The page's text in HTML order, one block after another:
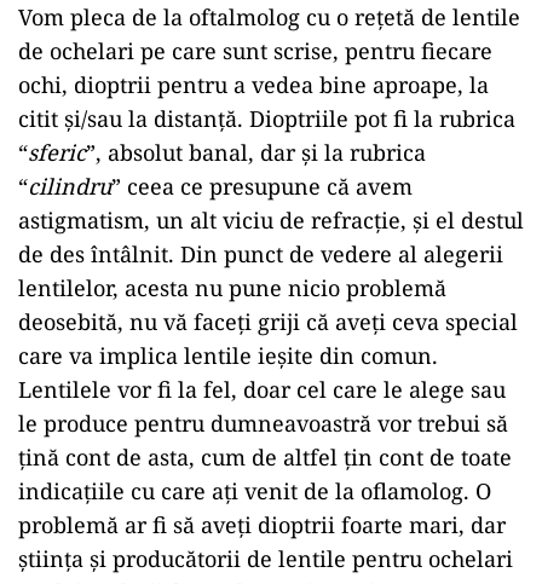
Vom pleca de la oftalmolog cu o rețetă de lentile
de ochelari pe care sunt scrise, pentru fiecare
ochi, dioptrii pentru a vedea bine aproape, la
citit și/sau la distanță. Dioptriile pot fi la rubrica
“sferic”, absolut banal, dar și la rubrica
“cilindru” ceea ce presupune că avem
astigmatism, un alt viciu de refracție, și el destul
de des întâlnit. Din punct de vedere al alegerii
lentilelor, acesta nu pune nicio problemă
deosebită, nu vă faceți griji că aveți ceva special
care va implica lentile ieșite din comun.
Lentilele vor fi la fel, doar cel care le alege sau
le produce pentru dumneavoastră vor trebui să
țină cont de asta, cum de altfel țin cont de toate
indicațiile cu care ați venit de la oflamolog. O
problemă ar fi să aveți dioptrii foarte mari, dar
știința și producătorii de lentile pentru ochelari